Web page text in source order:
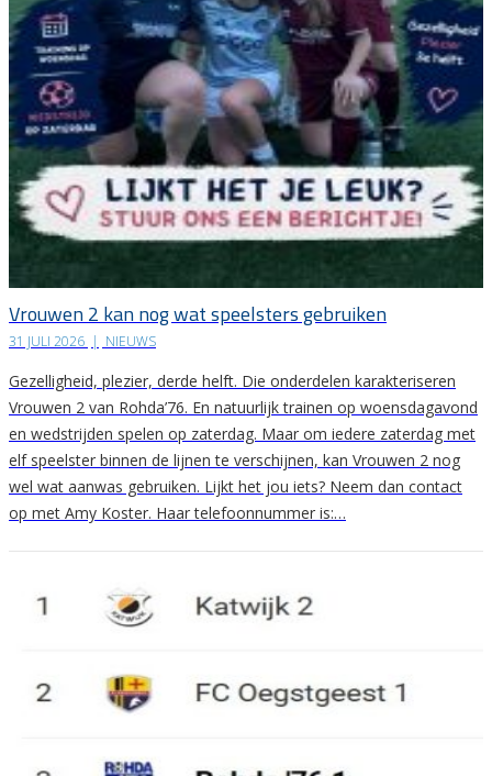
Vrouwen 2 kan nog wat speelsters gebruiken
31 JULI 2026 | NIEUWS
Gezelligheid, plezier, derde helft. Die onderdelen karakteriseren
Vrouwen 2 van Rohda’76. En natuurlijk trainen op woensdagavond
en wedstrijden spelen op zaterdag. Maar om iedere zaterdag met
elf speelster binnen de lijnen te verschijnen, kan Vrouwen 2 nog
wel wat aanwas gebruiken. Lijkt het jou iets? Neem dan contact
op met Amy Koster. Haar telefoonnummer is:…